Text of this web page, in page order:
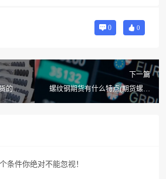
0 0
的主
下一篇
螺纹钢期货有什么特点(期货螺纹
钢10和螺纹钢01的区别)
条件你绝对不能忽视！